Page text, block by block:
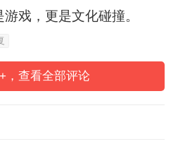
延伸至广州的各个角
“次元主题公园”，在国
旅消费注入新活力。
戏，更是文化碰撞。
，查看全部评论